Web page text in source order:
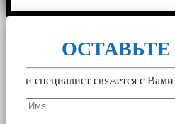
ОСТАВЬТЕ
и специалист свяжется с